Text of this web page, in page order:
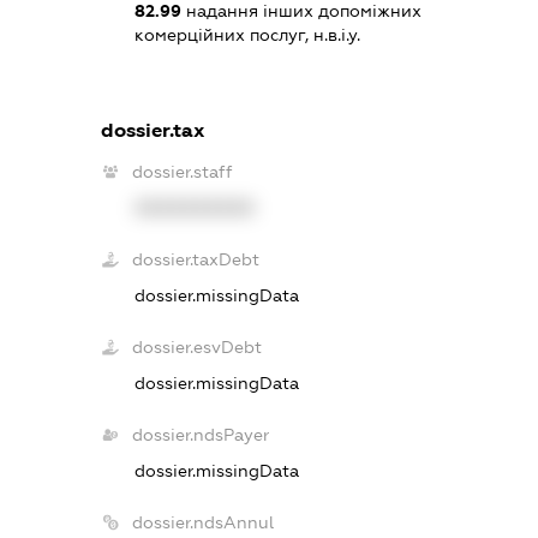
82.99 надання інших допоміжних
комерційних послуг, н.в.і.у.
dossier.tax
dossier.staff
dossier.taxDebt
dossier.missingData
dossier.esvDebt
dossier.missingData
dossier.ndsPayer
dossier.missingData
dossier.ndsAnnul